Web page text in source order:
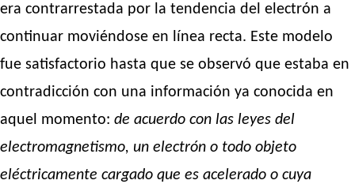
era contrarrestada por la tendencia del electrón a
continuar moviéndose en línea recta. Este modelo
fue satisfactorio hasta que se observó que estaba en
contradicción con una información ya conocida en
aquel momento: de acuerdo con las leyes del
electromagnetismo, un electrón o todo objeto
eléctricamente cargado que es acelerado o cuya